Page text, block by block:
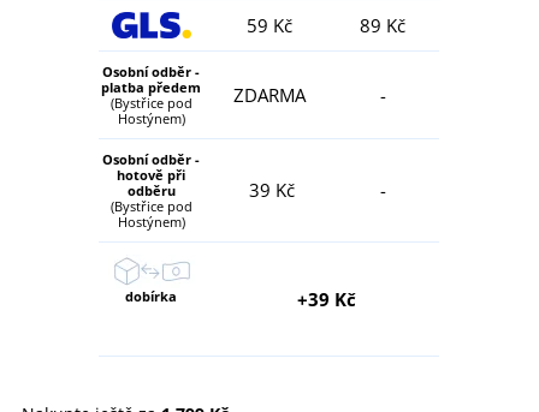
59 Kč 89 Kč
Osobní odběr -
platba předem
(Bystřice pod
Hostýnem)
ZDARMA -
Osobní odběr -
hotově při
odběru
(Bystřice pod
Hostýnem)
39 Kč -
dobírka +39 Kč